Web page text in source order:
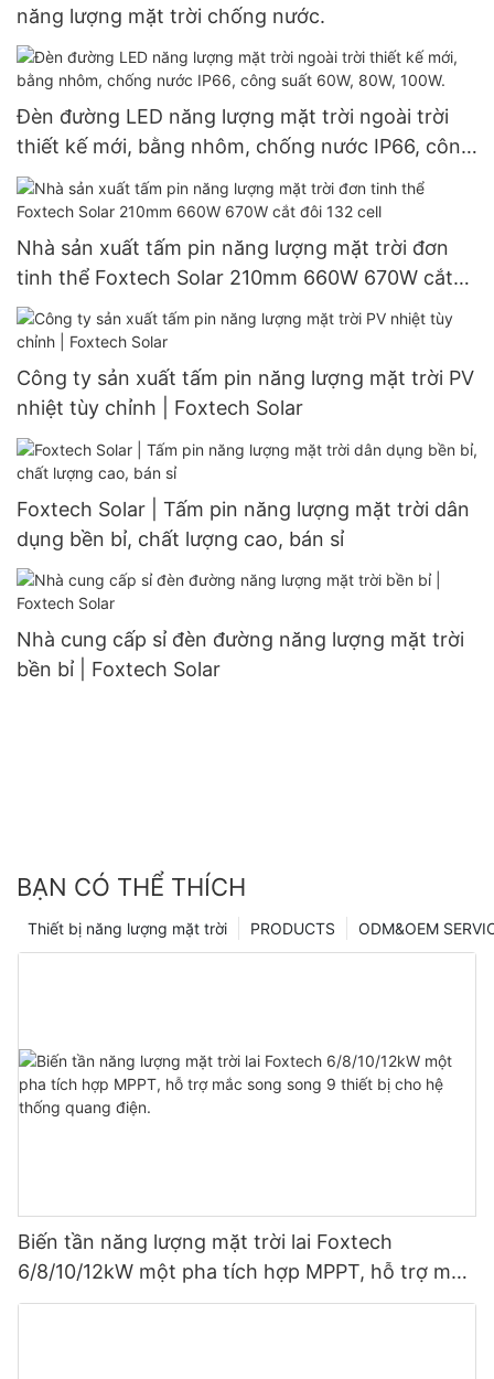
năng lượng mặt trời chống nước.
Đèn đường LED năng lượng mặt trời ngoài trời
thiết kế mới, bằng nhôm, chống nước IP66, công
suất 60W, 80W, 100W.
Nhà sản xuất tấm pin năng lượng mặt trời đơn
tinh thể Foxtech Solar 210mm 660W 670W cắt
đôi 132 cell
Công ty sản xuất tấm pin năng lượng mặt trời PV
nhiệt tùy chỉnh | Foxtech Solar
Foxtech Solar | Tấm pin năng lượng mặt trời dân
dụng bền bỉ, chất lượng cao, bán sỉ
Nhà cung cấp sỉ đèn đường năng lượng mặt trời
bền bỉ | Foxtech Solar
BẠN CÓ THỂ THÍCH
ODM&OEM
PRODUCTS
Thiết bị năng lượng mặt trời
Biến tần năng lượng mặt trời lai Foxtech
6/8/10/12kW một pha tích hợp MPPT, hỗ trợ mắc
song song 9 thiết bị cho hệ thống quang điện.